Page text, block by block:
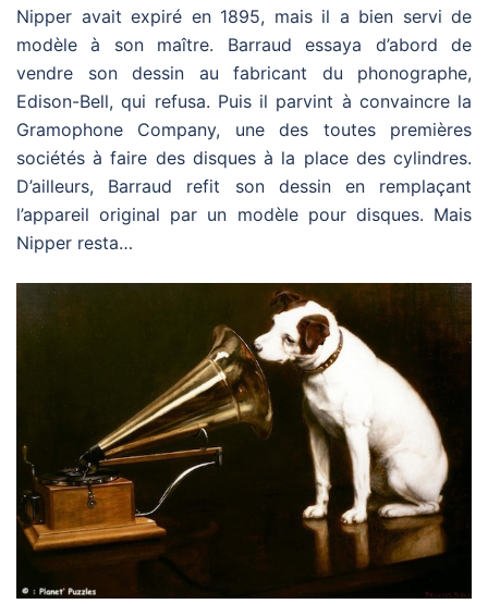
Nipper avait expiré en 1895, mais il a bien servi de
modèle à son maître. Barraud essaya d’abord de
vendre son dessin au fabricant du phonographe,
Edison-Bell, qui refusa. Puis il parvint à convaincre la
Gramophone Company, une des toutes premières
sociétés à faire des disques à la place des cylindres.
D’ailleurs, Barraud refit son dessin en remplaçant
l’appareil original par un modèle pour disques. Mais
Nipper resta…